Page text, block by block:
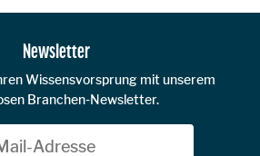
Newsletter
Wissensvorsprung mit unserem
Branchen-Newsletter.